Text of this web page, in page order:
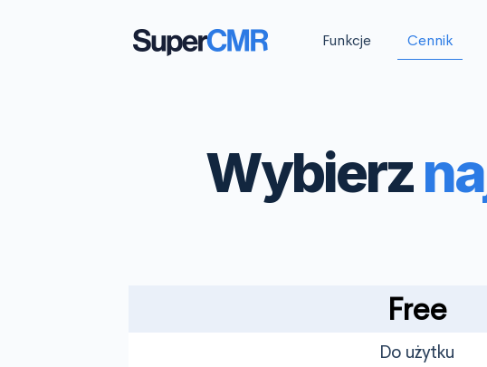
Funkcje Cennik
Wybierz
Free
Do użytku